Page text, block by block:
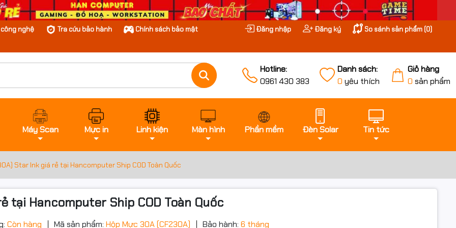
nghệ Tra cứu bảo hành Chính sách bảo mật Đăng nhập Đăng ký So sánh sản phẩm (0)
Hotline:
0961 430 383
Danh sách:
0 yêu thích
Giỏ hàng
0 sản phẩm
Máy Scan Mực in Linh kiện Màn hình Phần mềm Đèn Solar Tin tức
Star Ink giá rẻ tại Hancomputer Ship COD Toàn Quốc
tại Hancomputer Ship COD Toàn Quốc
Còn hàng Mã sản phẩm: Hộp Mực 30A (CF230A) Bảo hành: 6 tháng